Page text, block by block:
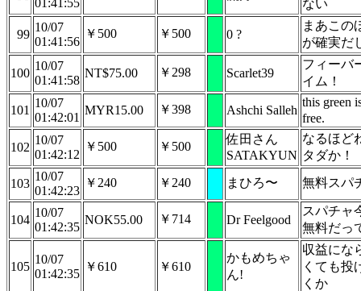
01:41:55
ない
99
10/07
01:41:56
￥500 ￥500 0 ?
まあこの
が確実だ
100
10/07
01:41:58
NT$75.00 ￥298 Scarlet39
フィーバ
イム！
101
10/07
01:42:01
MYR15.00 ￥398 Ashchi Salleh
this green
free.
102
10/07
01:42:12
￥500 ￥500
佐田さん
SATAKYUN
なるほど
タダか！
103
10/07
01:42:23
￥240 ￥240 まひろ〜 無料スパ
104
10/07
01:42:35
NOK55.00 ￥714 Dr Feelgood
スパチャ
無料だっ
105
10/07
01:42:35
￥610 ￥610
かもめちゃ
ん!
収益にな
くても投
くか